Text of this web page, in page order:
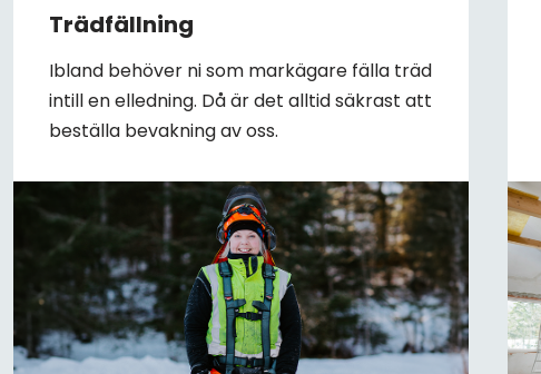
Trädfällning
Ibland behöver ni som markägare fälla träd
intill en elledning. Då är det alltid säkrast att
beställa bevakning av oss.